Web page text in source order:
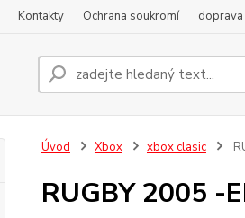
Kontakty Ochrana soukromí
Úvod Xbox xbox clasic
RUGBY 2005 -